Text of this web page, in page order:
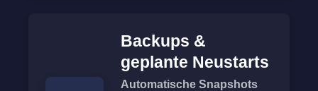
Backups &
geplante Neustarts
Automatische Snapshots